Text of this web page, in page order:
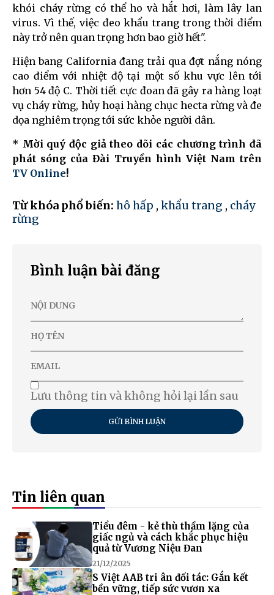
khói cháy rừng có thể ho và hắt hơi, làm lây lan
virus. Vì thế, việc đeo khẩu trang trong thời điểm
này trở nên quan trọng hơn bao giờ hết".
Hiện bang California đang trải qua đợt nắng nóng
cao điểm với nhiệt độ tại một số khu vực lên tới
hơn 54 độ C. Thời tiết cực đoan đã gây ra hàng loạt
vụ cháy rừng, hủy hoại hàng chục hecta rừng và đe
dọa nghiêm trọng tới sức khỏe người dân.
* Mời quý độc giả theo dõi các chương trình đã
phát sóng của Đài Truyền hình Việt Nam trên
TV Online!
Từ khóa phổ biến: hô hấp , khẩu trang , cháy
rừng
Bình luận bài đăng
Lưu thông tin và không hỏi lại lần sau
GỬI BÌNH LUẬN
Tin liên quan
Tiểu đêm - kẻ thù thầm lặng của
giấc ngủ và cách khắc phục hiệu
quả từ Vương Niệu Đan
21/12/2025
S Việt AAB tri ân đối tác: Gắn kết
bền vững, tiếp sức vươn xa